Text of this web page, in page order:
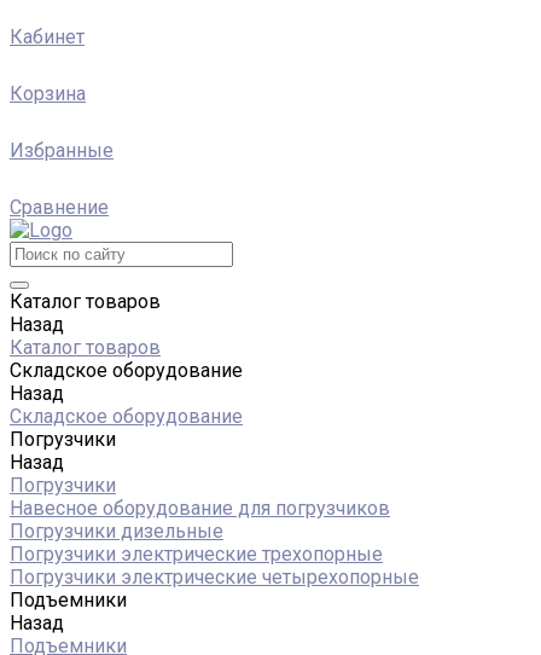
Кабинет
Корзина
Избранные
Сравнение
Каталог товаров
Назад
Каталог товаров
Складское оборудование
Назад
Складское оборудование
Погрузчики
Назад
Погрузчики
Навесное оборудование для погрузчиков
Погрузчики дизельные
Погрузчики электрические трехопорные
Погрузчики электрические четырехопорные
Подъемники
Назад
Подъемники